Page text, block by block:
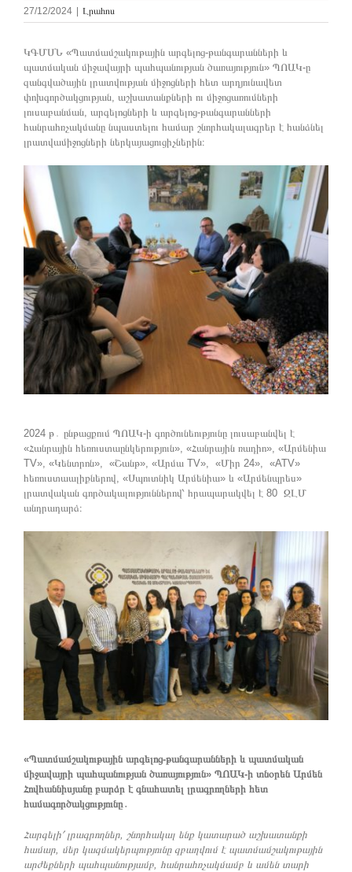
27/12/2024 Լրահոս
ԿԳՄՍՆ «Պատմամշակութային արգելոց-թանգարանների և
պատմական միջավայրի պահպանության ծառայություն» ՊՈԱԿ-ը
զանգվածային լրատվության միջոցների հետ արդյունավետ
փոխգործակցության, աշխատանքների ու միջոցառումների
լուսաբանման, արգելոցների և արգելոց-թանգարանների
հանրահռչակմանը նպաստելու համար շնորհակալագրեր է հանձնել
լրատվամիջոցների ներկայացուցիչներին։
2024 թ․ ընթացքում ՊՈԱԿ-ի գործունեությունը լուսաբանվել է
«Հանրային հեռուստաընկերություն», «Հանրային ռադիո», «Արմենիա
TV», «Կենտրոն», «Շանթ», «Արմա TV», «Միր 24», «ATV»
հեռուստաալիքներով, «Սպուտնիկ Արմենիա» և «Արմենպրես»
լրատվական գործակալություններով՝ հրապարակվել է 80 ԶԼՄ
անդրադարձ։
«Պատմամշակութային արգելոց-թանգարանների և պատմական
միջավայրի պահպանության ծառայություն» ՊՈԱԿ-ի տնօրեն Արմեն
Հովհաննիսյանը բարձր է գնահատել լրագրողների հետ
համագործակցությունը․
Հարգելի՛ լրագրողներ, շնորհակալ ենք կատարած աշխատանքի
համար, մեր կազմակերպությունը զբաղվում է պատմամշակութային
արժեքների պահպանությամբ, հանրահռչակմամբ և ամեն տարի